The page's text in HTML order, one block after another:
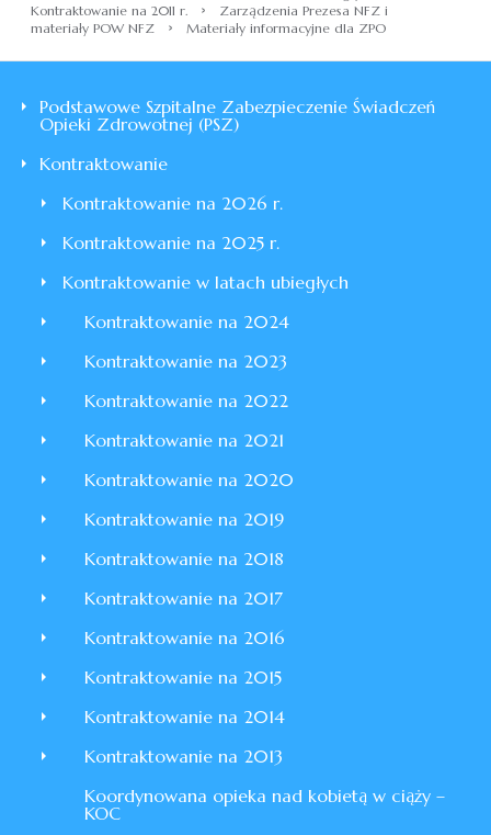
Kontraktowanie na 2011 r. ›
Zarządzenia Prezesa NFZ i
materiały POW NFZ
› Materiały informacyjne dla ZPO
Podstawowe Szpitalne Zabezpieczenie Świadczeń
Opieki Zdrowotnej (PSZ)
Kontraktowanie
Kontraktowanie na 2026 r.
Kontraktowanie na 2025 r.
Kontraktowanie w latach ubiegłych
Kontraktowanie na 2024
Kontraktowanie na 2023
Kontraktowanie na 2022
Kontraktowanie na 2021
Kontraktowanie na 2020
Kontraktowanie na 2019
Kontraktowanie na 2018
Kontraktowanie na 2017
Kontraktowanie na 2016
Kontraktowanie na 2015
Kontraktowanie na 2014
Kontraktowanie na 2013
Koordynowana opieka nad kobietą w ciąży –
KOC